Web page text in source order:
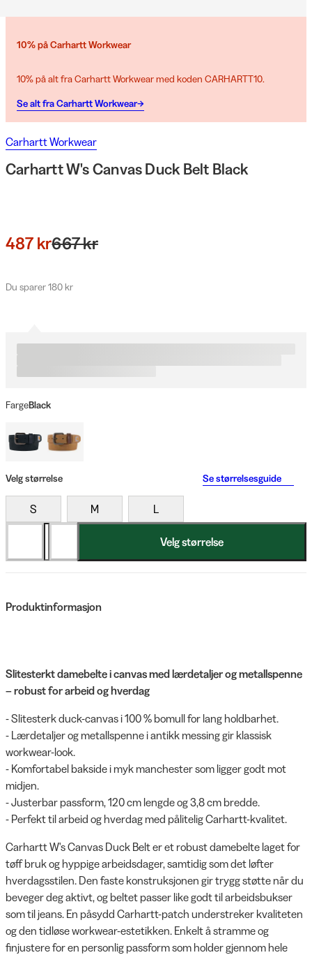
10% på Carhartt Workwear
10% på alt fra Carhartt Workwear med koden CARHARTT10.
Se alt fra Carhartt Workwear→
Carhartt Workwear
Carhartt W's Canvas Duck Belt Black
487 kr667 kr
Du sparer 180 kr
FargeBlack
Velg størrelse Se størrelsesguide
S M L
Velg størrelse
Produktinformasjon
Slitesterkt damebelte i canvas med lærdetaljer og metallspenne
– robust for arbeid og hverdag
- Slitesterk duck-canvas i 100 % bomull for lang holdbarhet.
- Lærdetaljer og metallspenne i antikk messing gir klassisk
workwear-look.
- Komfortabel bakside i myk manchester som ligger godt mot
midjen.
- Justerbar passform, 120 cm lengde og 3,8 cm bredde.
- Perfekt til arbeid og hverdag med pålitelig Carhartt-kvalitet.
Carhartt W's Canvas Duck Belt er et robust damebelte laget for
tøff bruk og hyppige arbeidsdager, samtidig som det løfter
hverdagsstilen. Den faste konstruksjonen gir trygg støtte når du
beveger deg aktivt, og beltet passer like godt til arbeidsbukser
som til jeans. En påsydd Carhartt-patch understreker kvaliteten
og den tidløse workwear-estetikken. Enkelt å stramme og
finjustere for en personlig passform som holder gjennom hele